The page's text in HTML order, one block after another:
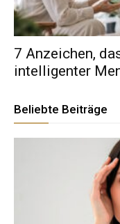
7 Anzeichen,
intelligenter
Beliebte Beiträge